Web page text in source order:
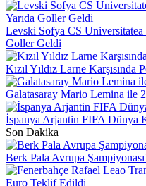
Levski Sofya CS Universitatea
Goller Geldi
Kızıl Yıldız Larne Karşısında
Galatasaray Mario Lemina ile
İspanya Arjantin FIFA Dünya
Son Dakika
Berk Pala Avrupa